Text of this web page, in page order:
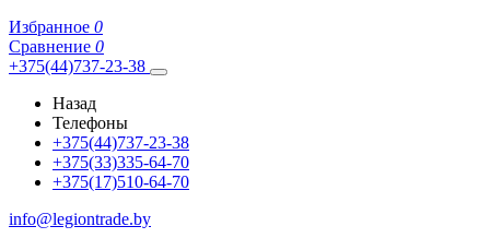
Избранное 0
Сравнение 0
+375(44)737-23-38
Назад
Телефоны
+375(44)737-23-38
+375(33)335-64-70
+375(17)510-64-70
info@legiontrade.by